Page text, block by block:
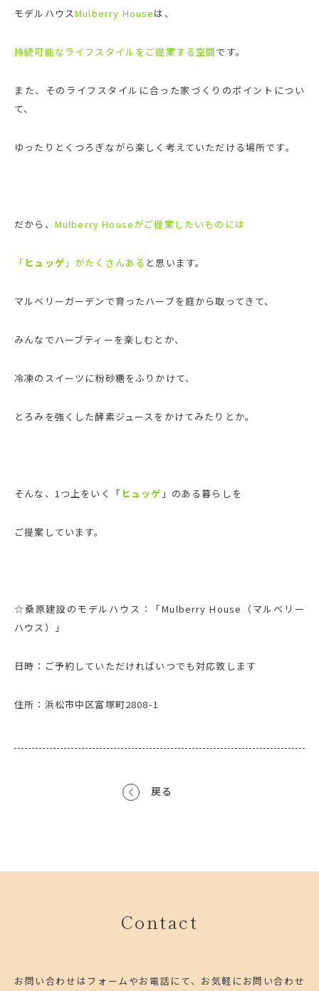
モデルハウスMulberry Houseは、
持続可能なライフスタイルをご提案する空間です。
また、そのライフスタイルに合った家づくりのポイントについ
て、
ゆったりとくつろぎながら楽しく考えていただける場所です。
だから、 Mulberry Houseがご提案したいものには
「 ヒュッゲ 」がたくさんある と思います。
マルベリーガーデンで育ったハーブを庭から取ってきて、
みんなでハーブティーを楽しむとか、
冷凍のスイーツに粉砂糖をふりかけて、
とろみを強くした酵素ジュースをかけてみたりとか。
そんな、1つ上をいく「 ヒュッゲ 」のある暮らしを
ご提案しています。
☆桑原建設のモデルハウス：「Mulberry House（マルベリー
ハウス）」
日時：ご予約していただければいつでも対応致します
住所：浜松市中区富塚町2808-1
戻る
Contact
お問い合わせはフォームやお電話にて、お気軽にお問い合わせ